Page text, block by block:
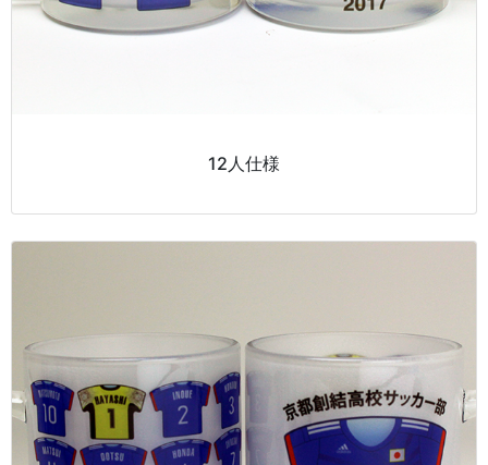
12人仕様